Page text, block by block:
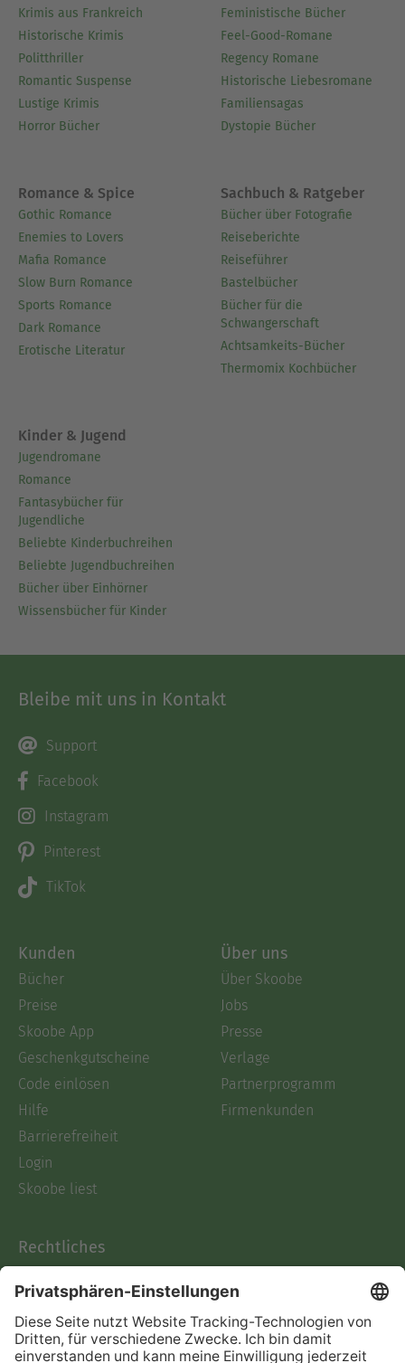
Krimis aus Frankreich
Historische Krimis
Politthriller
Romantic Suspense
Lustige Krimis
Horror Bücher
Feministische Bücher
Feel-Good-Romane
Regency Romane
Historische Liebesromane
Familiensagas
Dystopie Bücher
Romance & Spice
Gothic Romance
Enemies to Lovers
Mafia Romance
Slow Burn Romance
Sports Romance
Dark Romance
Erotische Literatur
Sachbuch & Ratgeber
Bücher über Fotografie
Reiseberichte
Reiseführer
Bastelbücher
Bücher für die
Schwangerschaft
Achtsamkeits-Bücher
Thermomix Kochbücher
Kinder & Jugend
Jugendromane
Romance
Fantasybücher für
Jugendliche
Beliebte Kinderbuchreihen
Beliebte Jugendbuchreihen
Bücher über Einhörner
Wissensbücher für Kinder
Bleibe mit uns in Kontakt
Support
Facebook
Instagram
Pinterest
TikTok
Kunden
Bücher
Preise
Skoobe App
Geschenkgutscheine
Code einlösen
Hilfe
Barrierefreiheit
Login
Skoobe liest
Über uns
Über Skoobe
Jobs
Presse
Verlage
Partnerprogramm
Firmenkunden
Rechtliches
AGB
Informationen nach Data
Act